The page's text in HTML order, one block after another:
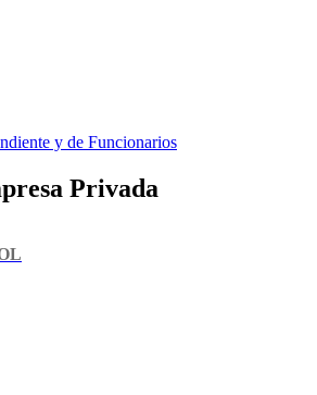
y de Funcionarios
Privada